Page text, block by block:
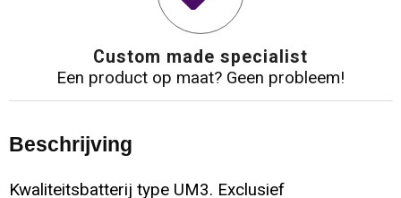
Custom made specialist
Een product op maat? Geen probleem!
Beschrijving
Kwaliteitsbatterij type UM3. Exclusief